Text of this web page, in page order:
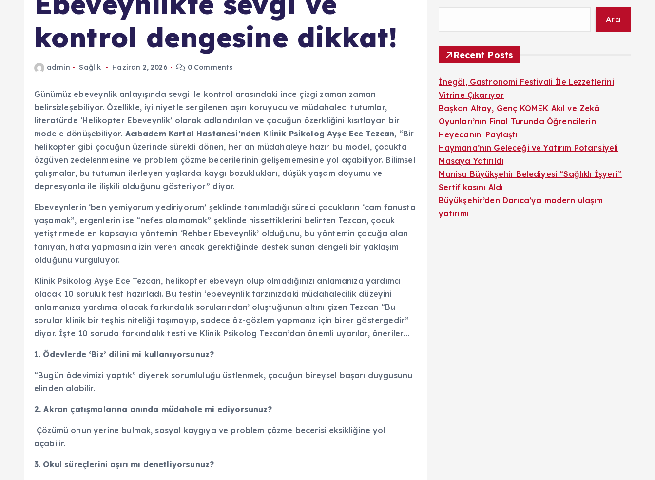
kontrol dengesine dikkat!
admin Sağlık Haziran 2, 2026 0 Comments
Günümüz ebeveynlik anlayışında sevgi ile kontrol arasındaki ince çizgi zaman zaman
belirsizleşebiliyor. Özellikle, iyi niyetle sergilenen aşırı koruyucu ve müdahaleci tutumlar,
literatürde ‘Helikopter Ebeveynlik’ olarak adlandırılan ve çocuğun özerkliğini kısıtlayan bir
modele dönüşebiliyor. Acıbadem Kartal Hastanesi’nden Klinik Psikolog Ayşe Ece Tezcan, “Bir
helikopter gibi çocuğun üzerinde sürekli dönen, her an müdahaleye hazır bu model, çocukta
özgüven zedelenmesine ve problem çözme becerilerinin gelişememesine yol açabiliyor. Bilimsel
çalışmalar, bu tutumun ilerleyen yaşlarda kaygı bozuklukları, düşük yaşam doyumu ve
depresyonla ile ilişkili olduğunu gösteriyor” diyor.
Ebeveynlerin ‘ben yemiyorum yediriyorum’ şeklinde tanımladığı süreci çocukların ‘cam fanusta
yaşamak”, ergenlerin ise “nefes alamamak” şeklinde hissettiklerini belirten Tezcan, çocuk
yetiştirmede en kapsayıcı yöntemin ‘Rehber Ebeveynlik’ olduğunu, bu yöntemin çocuğa alan
tanıyan, hata yapmasına izin veren ancak gerektiğinde destek sunan dengeli bir yaklaşım
olduğunu vurguluyor.
Klinik Psikolog Ayşe Ece Tezcan, helikopter ebeveyn olup olmadığınızı anlamanıza yardımcı
olacak 10 soruluk test hazırladı. Bu testin ‘ebeveynlik tarzınızdaki müdahalecilik düzeyini
anlamanıza yardımcı olacak farkındalık sorularından’ oluştuğunun altını çizen Tezcan “Bu
sorular klinik bir teşhis niteliği taşımayıp, sadece öz-gözlem yapmanız için birer göstergedir”
diyor. İşte 10 soruda farkındalık testi ve Klinik Psikolog Tezcan’dan önemli uyarılar, öneriler…
1. Ödevlerde ‘Biz’ dilini mi kullanıyorsunuz?
“Bugün ödevimizi yaptık” diyerek sorumluluğu üstlenmek, çocuğun bireysel başarı duygusunu
elinden alabilir.
2. Akran çatışmalarına anında müdahale mi ediyorsunuz?
Çözümü onun yerine bulmak, sosyal kaygıya ve problem çözme becerisi eksikliğine yol
açabilir.
3. Okul süreçlerini aşırı mı denetliyorsunuz?
Ara
Recent Posts
İnegöl, Gastronomi Festivali İle Lezzetlerini
Vitrine Çıkarıyor
Başkan Altay, Genç KOMEK Akıl ve Zekâ
Oyunları’nın Final Turunda Öğrencilerin
Heyecanını Paylaştı
Haymana’nın Geleceği ve Yatırım Potansiyeli
Masaya Yatırıldı
Manisa Büyükşehir Belediyesi “Sağlıklı İşyeri”
Sertifikasını Aldı
Büyükşehir’den Darıca’ya modern ulaşım
yatırımı